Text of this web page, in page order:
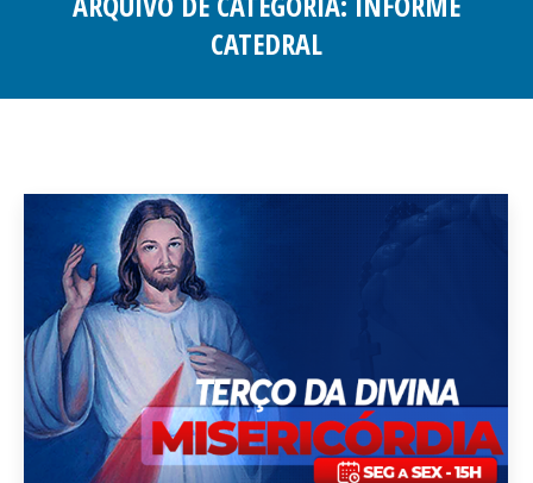
CATEDRAL